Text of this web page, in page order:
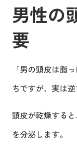
男性の
要
「男の頭皮は脂
ちですが、実は逆
頭皮が乾燥する
を分泌します。